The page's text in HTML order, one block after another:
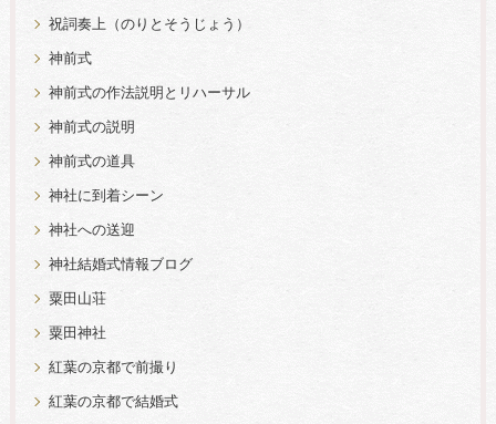
祝詞奏上（のりとそうじょう）
神前式
神前式の作法説明とリハーサル
神前式の説明
神前式の道具
神社に到着シーン
神社への送迎
神社結婚式情報ブログ
粟田山荘
粟田神社
紅葉の京都で前撮り
紅葉の京都で結婚式